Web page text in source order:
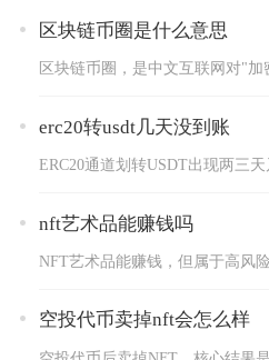
区块链币圈是什么意思
erc20转usdt几天没到账
ERC20通道划转USDT出现两三
nft艺术品能赚钱吗
空投代币卖掉nft会怎么样